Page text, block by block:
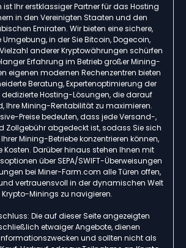
Ihr erstklassiger Partner für das Hosting
in den Vereinigten Staaten und den
Emiraten. Wir bieten eine sichere,
in der Sie Bitcoin, Dogecoin,
anderer Kryptowährungen schürfen
Erfahrung im Betrieb großer Mining-
eigenen modernen Rechenzentren bieten
Beratung, Expertenoptimierung der
Hosting-Lösungen, die darauf
Ihre Mining-Rentabilität zu maximieren.
Preise bedeuten, dass jede Versand-,
Zollgebühr abgedeckt ist, sodass Sie sich
Mining-Betriebe konzentrieren können,
Kosten. Darüber hinaus stehen Ihnen mit
über SEPA/SWIFT-Überweisungen
bei Miner-Farm.com alle Türen offen,
vertrauensvoll in der dynamischen Welt
Minings zu navigieren.
Die auf dieser Seite angezeigten
etwaiger Angebote, dienen
und sollten nicht als